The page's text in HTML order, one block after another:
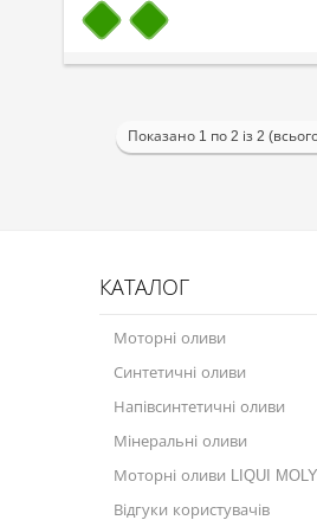
Технологічні рідини
Показано 1 по 2 із 2
КАТАЛОГ
Моторні оливи
Синтетичні оливи
Напівсинтетичні оливи
Мінеральні оливи
Моторні оливи LIQUI MOLY
Відгуки користувачів